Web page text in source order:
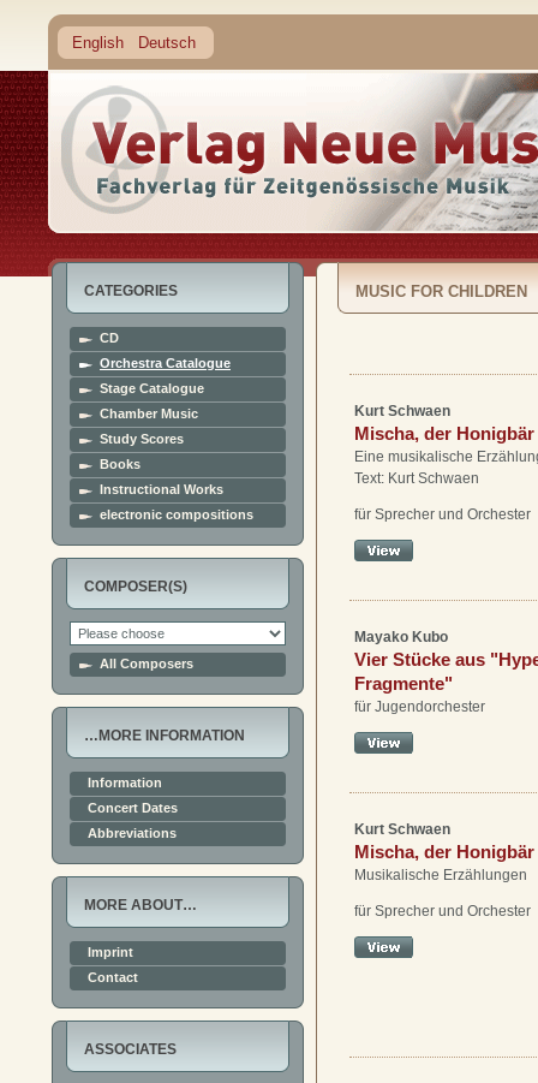
English Deutsch
CATEGORIES
CD
Orchestra Catalogue
Stage Catalogue
Chamber Music
Study Scores
Books
Instructional Works
electronic compositions
COMPOSER(S)
All Composers
…MORE INFORMATION
Information
Concert Dates
Abbreviations
MORE ABOUT…
Imprint
Contact
ASSOCIATES
MUSIC FOR CHILDREN
Kurt Schwaen
Mischa, der Honigbär
Eine musikalische
Text: Kurt Schwaen
für Sprecher und Orchester
Mayako Kubo
Vier Stücke aus
Fragmente"
für Jugendorchester
Kurt Schwaen
Mischa, der Honigbär
Musikalische Erzählungen
für Sprecher und Orchester